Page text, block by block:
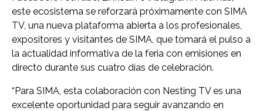
este ecosistema se reforzará próximamente con SIMA
TV, una nueva plataforma abierta a los profesionales,
expositores y visitantes de SIMA, que tomará el pulso a
la actualidad informativa de la feria con emisiones en
directo durante sus cuatro días de celebración.
“Para SIMA, esta colaboración con Nesting TV es una
excelente oportunidad para seguir avanzando en